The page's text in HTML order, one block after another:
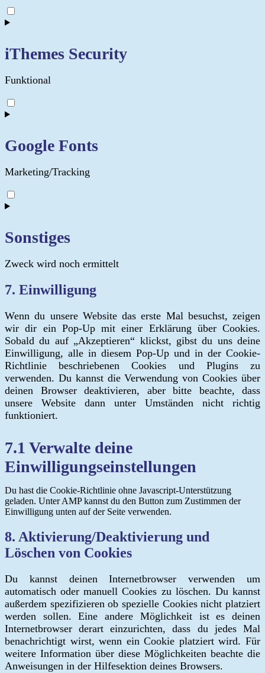
Consent
to
iThemes Security
Funktional
Consent
to
security
Google Fonts
Marketing/Tracking
Consent
to
fonts
Sonstiges
Zweck wird noch ermittelt
Consent
to
sonstiges
7. Einwilligung
Wenn du unsere Website das erste Mal besuchst, zeigen
wir dir ein Pop-Up mit einer Erklärung über Cookies.
Sobald du auf „Akzeptieren“ klickst, gibst du uns deine
Einwilligung, alle in diesem Pop-Up und in der Cookie-
Richtlinie beschriebenen Cookies und Plugins zu
verwenden. Du kannst die Verwendung von Cookies über
deinen Browser deaktivieren, aber bitte beachte, dass
unsere Website dann unter Umständen nicht richtig
funktioniert.
7.1 Verwalte deine
Einwilligungseinstellungen
Du hast die Cookie-Richtlinie ohne Javascript-Unterstützung
geladen. Unter AMP kannst du den Button zum Zustimmen der
Einwilligung unten auf der Seite verwenden.
8. Aktivierung/Deaktivierung und
Löschen von Cookies
Du kannst deinen Internetbrowser verwenden um
automatisch oder manuell Cookies zu löschen. Du kannst
außerdem spezifizieren ob spezielle Cookies nicht platziert
werden sollen. Eine andere Möglichkeit ist es deinen
Internetbrowser derart einzurichten, dass du jedes Mal
benachrichtigt wirst, wenn ein Cookie platziert wird. Für
weitere Information über diese Möglichkeiten beachte die
Anweisungen in der Hilfesektion deines Browsers.